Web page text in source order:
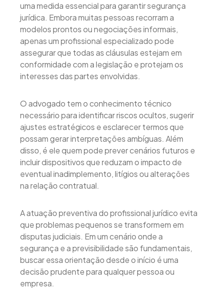
uma medida essencial para garantir segurança
jurídica. Embora muitas pessoas recorram a
modelos prontos ou negociações informais,
apenas um profissional especializado pode
assegurar que todas as cláusulas estejam em
conformidade com a legislação e protejam os
interesses das partes envolvidas.
O advogado tem o conhecimento técnico
necessário para identificar riscos ocultos, sugerir
ajustes estratégicos e esclarecer termos que
possam gerar interpretações ambíguas. Além
disso, é ele quem pode prever cenários futuros e
incluir dispositivos que reduzam o impacto de
eventual inadimplemento, litígios ou alterações
na relação contratual.
A atuação preventiva do profissional jurídico evita
que problemas pequenos se transformem em
disputas judiciais. Em um cenário onde a
segurança e a previsibilidade são fundamentais,
buscar essa orientação desde o início é uma
decisão prudente para qualquer pessoa ou
empresa.